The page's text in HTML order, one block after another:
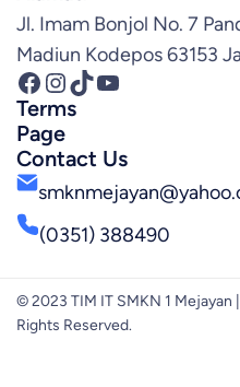
Jl. Imam Bonjol No. 7
Madiun Kodepos 63153
Facebook InstagramTikTok YouTube
Terms
Page
Contact Us
(0351) 388490
© 2023 TIM IT SMKN 1 Mejayan
Rights Reserved.